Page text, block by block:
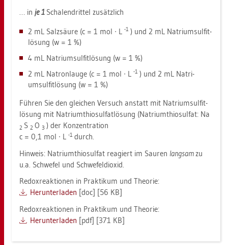
… in je 1 Scha­len­drit­tel zu­sätz­lich
2 mL Salz­säu­re (c = 1 mol ∙ L -1 ) und 2 mL Na­tri­umsul­fit­
lö­sung (w = 1 %)
4 mL Na­tri­umsul­fit­lö­sung (w = 1 %)
2 mL Na­tron­lau­ge (c = 1 mol ∙ L -1 ) und 2 mL Na­tri­
umsul­fit­lö­sung (w = 1 %)
Füh­ren Sie den glei­chen Ver­such an­statt mit Na­tri­umsul­fit­
lö­sung mit Na­tri­um­thio­sul­fat­lö­sung (Na­tri­um­thio­sul­fat: Na
2 S 2 O 3 ) der Kon­zen­tra­ti­on
c = 0,1 mol ∙ L -1 durch.
Hin­weis: Na­tri­um­thio­sul­fat re­agiert im Sau­ren lang­samzu
u.a. Schwe­fel und Schwe­fel­di­oxid.
Re­dox­re­ak­tio­nen in Prak­ti­kum und Theo­rie:
Her­un­ter­la­den [doc] [56 KB]
Re­dox­re­ak­tio­nen in Prak­ti­kum und Theo­rie:
Her­un­ter­la­den [pdf] [371 KB]